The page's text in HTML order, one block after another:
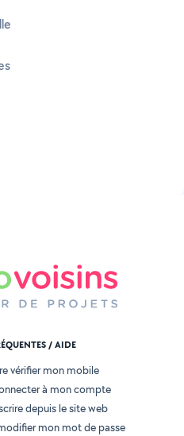
/ AIDE
vérifier mon mobile
à mon compte
depuis le site web
mon mot de passe